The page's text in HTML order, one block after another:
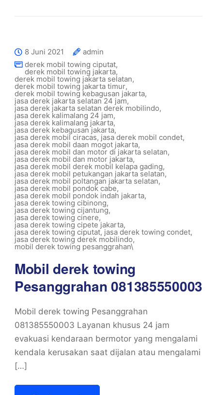
8 Juni 2021
admin
derek mobil towing ciputat,
derek mobil towing jakarta,
derek mobil towing jakarta selatan,
derek mobil towing jakarta timur,
derek mobil towing kebagusan jakarta,
jasa derek jakarta selatan 24 jam,
jasa derek jakarta selatan derek mobilindo,
jasa derek kalimalang 24 jam,
jasa derek kalimalang jakarta,
jasa derek kebagusan jakarta,
jasa derek mobil ciracas, jasa derek mobil condet,
jasa derek mobil daan mogot jakarta,
jasa derek mobil dan motor di jakarta selatan,
jasa derek mobil dan motor jakarta,
jasa derek mobil derek mobil kelapa gading,
jasa derek mobil petukangan jakarta selatan,
jasa derek mobil poltangan jakarta selatan,
jasa derek mobil pondok cabe,
jasa derek mobil pondok indah jakarta,
jasa derek towing cibinong,
jasa derek towing cijantung,
jasa derek towing cinere,
jasa derek towing cipete jakarta,
jasa derek towing ciputat, jasa derek towing condet,
jasa derek towing derek mobilindo,
mobil derek towing pesanggrahan\
Mobil derek towing
Pesanggrahan 081385550003
Mobil derek towing Pesanggrahan
081385550003 Layanan khusus 24 jam
evakuasi kendaraan bermotor yang mengalami
kendala kerusakan saat dijalan atau mengalami
[…]